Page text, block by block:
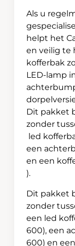
Als u
helpt het
en veilig te
kofferbak
LED-lamp
Dit pakket
zonder
led
een
en een
).
Dit pakket
zonder
een led
600), een
600) en